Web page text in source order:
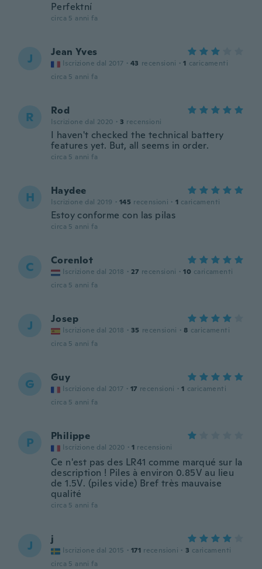
Perfektní
circa 5 anni fa
J Jean Yves
Iscrizione dal 2017 · 43 recensioni · 1 caricamenti
circa 5 anni fa
R Rod
Iscrizione dal 2020 · 3 recensioni
I haven't checked the technical battery
features yet. But, all seems in order.
circa 5 anni fa
H Haydee
Iscrizione dal 2019 · 145 recensioni · 1 caricamenti
Estoy conforme con las pilas
circa 5 anni fa
C Corenlot
Iscrizione dal 2018 · 27 recensioni · 10 caricamenti
circa 5 anni fa
J Josep
Iscrizione dal 2018 · 35 recensioni · 8 caricamenti
circa 5 anni fa
G Guy
Iscrizione dal 2017 · 17 recensioni · 1 caricamenti
circa 5 anni fa
P Philippe
Iscrizione dal 2020 · 1 recensioni
Ce n'est pas des LR41 comme marqué sur la
description ! Piles à environ 0.85V au lieu
de 1.5V. (piles vide) Bref très mauvaise
qualité
circa 5 anni fa
J j
Iscrizione dal 2015 · 171 recensioni · 3 caricamenti
circa 5 anni fa